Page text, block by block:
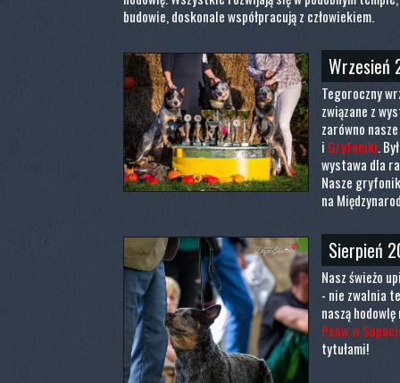
budowie, doskonale współpracują z człowiekiem.
Wrzesień
Tegoroczny
związane z
zarówno
i Gryfoniki.
wystawa dla
Nasze
na
Sierpień
Nasz świeżo
- nie zwalnia
naszą
Psów w
tytułami!